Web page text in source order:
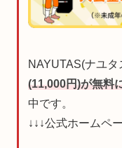
NAYUTAS(ナユタ
(11,000円)が無料
中です。
↓↓↓公式ホームペ